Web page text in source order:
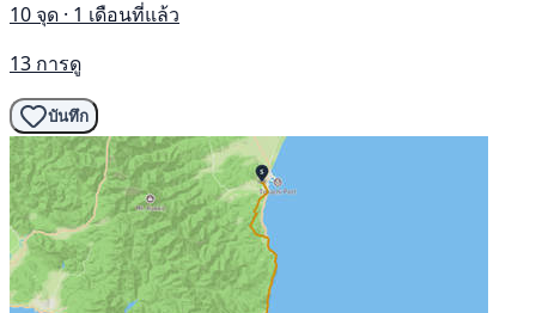
10 จุด · 1 เดือนที่แล้ว
13 การดู
บันทึก